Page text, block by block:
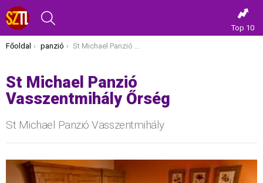
Top 10
Itt vagy most:
Főoldal panzió St Michael Panzió Vasszentmihály Őrség
St Michael Panzió
Vasszentmihály Őrség
St Michael Panzió Vasszentmihály